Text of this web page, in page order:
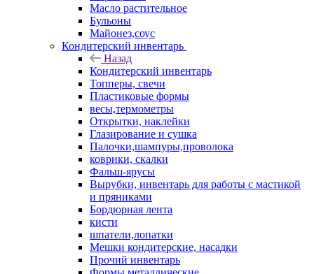
Масло растительное
Бульоны
Майонез,соус
Кондитерский инвентарь
Назад
Кондитерский инвентарь
Топперы, свечи
Пластиковые формы
весы,термометры
Открытки, наклейки
Глазирование и сушка
Палочки,шампуры,проволока
коврики, скалки
Фальш-ярусы
Вырубки, инвентарь для работы с мастикой
и пряниками
Бордюрная лента
кисти
шпатели,лопатки
Мешки кондитерские, насадки
Прочий инвентарь